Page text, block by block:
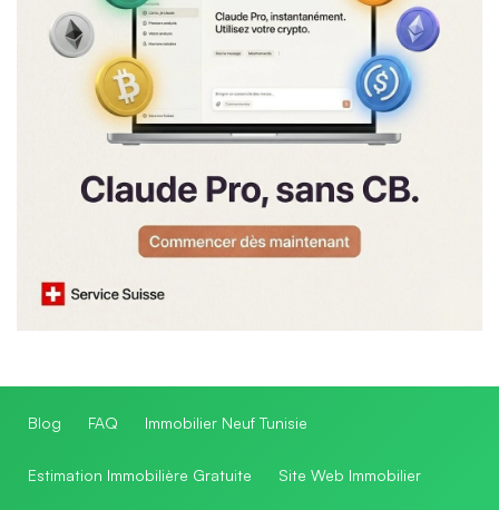
Blog FAQ Immobilier Neuf Tunisie
Estimation Immobilière Gratuite Site Web Immobilier